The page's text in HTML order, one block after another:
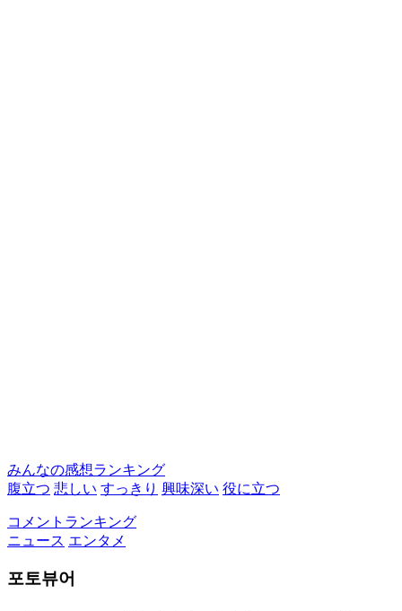
みんなの感想ランキング
腹立つ 悲しい すっきり 興味深い 役に立つ
コメントランキング
ニュース エンタメ
포토뷰어